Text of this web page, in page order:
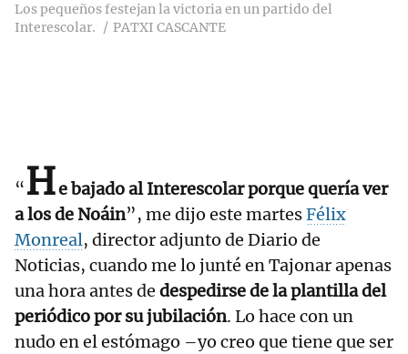
Los pequeños festejan la victoria en un partido del
Interescolar.
PATXI CASCANTE
“He bajado al Interescolar porque quería ver
a los de Noáin”, me dijo este martesFélix
Monreal, director adjunto de Diario de
Noticias, cuando me lo junté en Tajonar apenas
una hora antes de despedirse de la plantilla del
periódico por su jubilación. Lo hace con un
nudo en el estómago –yo creo que tiene que ser